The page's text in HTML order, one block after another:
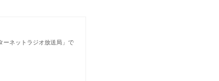
ーネットラジオ放送局」で